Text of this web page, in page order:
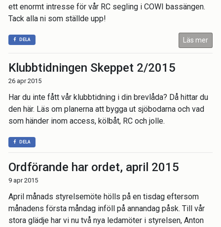
ett enormt intresse för vår RC segling i COWI bassängen.
Tack alla ni som ställde upp!
DELA Läs mer
Klubbtidningen Skeppet 2/2015
26 apr 2015
Har du inte fått vår klubbtidning i din brevlåda? Då hittar du
den här. Läs om planerna att bygga ut sjöbodarna och vad
som händer inom access, kölbåt, RC och jolle.
DELA
Ordförande har ordet, april 2015
9 apr 2015
April månads styrelsemöte hölls på en tisdag eftersom
månadens första måndag inföll på annandag påsk. Till vår
stora glädje har vi nu två nya ledamöter i styrelsen, Anton